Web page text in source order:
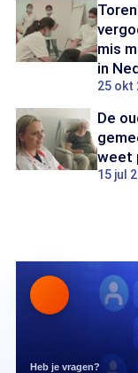
mis
in
25 okt
De
weet
15 jul
Heb je vragen?